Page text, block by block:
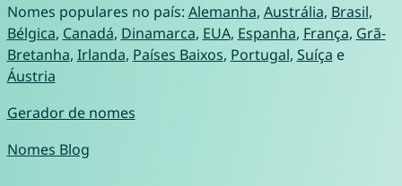
Nomes populares no país: Alemanha, Austrália, Brasil,
Bélgica, Canadá, Dinamarca, EUA, Espanha, França, Grã-
Bretanha, Irlanda, Países Baixos, Portugal, Suíça e
Áustria
Gerador de nomes
Nomes Blog